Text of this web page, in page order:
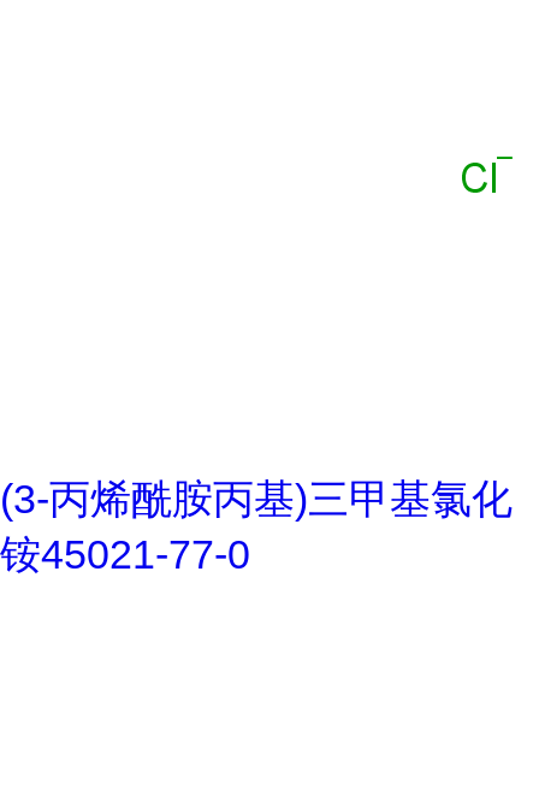
(3-丙烯酰胺丙基)三甲基氯化
铵45021-77-0